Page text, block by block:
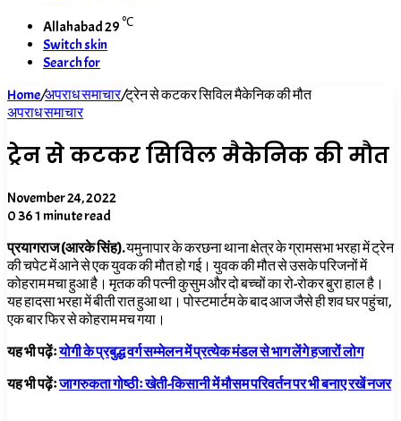
Allahabad29℃
Switch skin
Search for
Home/अपराध समाचार/ट्रेन से कटकर सिविल मैकेनिक की मौत
अपराध समाचार
ट्रेन से कटकर सिविल मैकेनिक की मौत
November 24, 2022
0361 minute read
प्रयागराज (आरके सिंह).यमुनापार के करछना थाना क्षेत्र के ग्रामसभा भरहा में ट्रेन
की चपेट में आने से एक युवक की मौत हो गई। युवक की मौत से उसके परिजनों में
कोहराम मचा हुआ है। मृतक की पत्नी कुसुम और दो बच्चों का रो-रोकर बुरा हाल है।
यह हादसा भरहा में बीती रात हुआ था। पोस्टमार्टम के बाद आज जैसे ही शव घर पहुंचा,
एक बार फिर से कोहराम मच गया।
यह भी पढ़ेंःयोगी के प्रबुद्ध वर्ग सम्मेलन में प्रत्येक मंडल से भाग लेंगे हजारों लोग
यह भी पढ़ेंःजागरुकता गोष्ठीः खेती-किसानी में मौसम परिवर्तन पर भी बनाए रखें नजर